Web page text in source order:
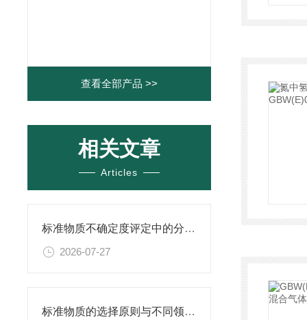
查看全部产品 >>
相关文章
Articles
标准物质不确定度评定中的分量识别与量化计算方法
2026-07-27
标准物质的选择原则与不同领域应用匹配性分析